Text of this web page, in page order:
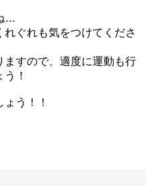
…
ぐれも気をつけてくださ
ますので、適度に運動も行
！
う！！